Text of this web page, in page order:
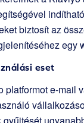
biztosít az
egy
eset
platformot e-mail